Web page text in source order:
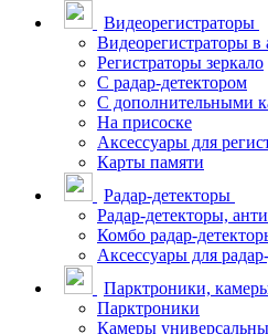
Видеорегистраторы
Видеорегистраторы в
Регистраторы зеркало
С радар-детектором
С дополнительными
На присоске
Аксессуары для
Карты памяти
Радар-детекторы
Радар-детекторы,
Комбо радар-
Аксессуары для
Парктроники,
Парктроники
Камеры